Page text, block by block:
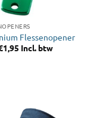
Flessenopener
1,95 Incl. btw